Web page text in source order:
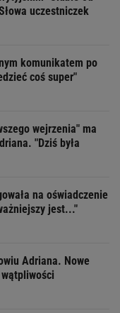
uczestniczek
komunikatem po
coś super"
wejrzenia" ma
"Dziś była
na oświadczenie
jest..."
Adriana. Nowe